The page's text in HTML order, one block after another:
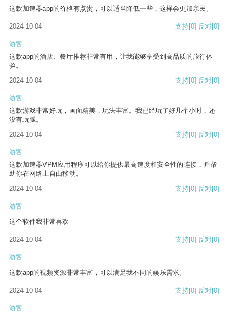
这款加速器app的价格有点贵，可以适当降低一些，这样会更加亲民。
2024-10-04 支持[0] 反对[0]
游客
这款app的酒店、餐厅推荐非常有用，让我能够享受到高品质的旅行体
验。
2024-10-04
支持[0] 反对[0]
游客
这款游戏非常好玩，画面精美，玩法丰富。我已经玩了好几个小时，还
没有玩腻。
2024-10-04
支持[0] 反对[0]
游客
这款加速器VPM应用程序可以给你提供最高速度和安全性的连接，并帮
助你在网络上自由移动。
2024-10-04
支持[0] 反对[0]
游客
这个软件我非常喜欢
2024-10-04 支持[0] 反对[0]
游客
这款app的视频资源非常丰富，可以满足我不同的娱乐需求。
2024-10-04 支持[0] 反对[0]
游客